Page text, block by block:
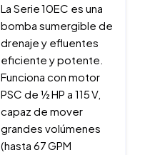
La Serie 10EC es una
bomba sumergible de
drenaje y efluentes
eficiente y potente.
Funciona con motor
PSC de ½ HP a 115 V,
capaz de mover
grandes volúmenes
(hasta 67 GPM